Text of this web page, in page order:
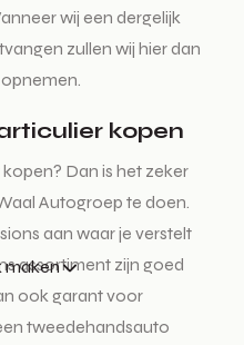
maken
wij een dergelijk
zullen wij hier dan
kopen
Dan is het zeker
Autogroep te doen.
aan waar je verstelt
assortiment zijn goed
ook garant voor
tweedehandsauto